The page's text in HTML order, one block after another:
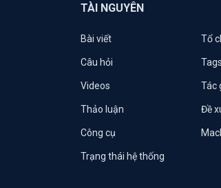
TÀI NGUYÊN
Bài viết Tổ
Câu hỏi Tags
Videos Tác
Thảo luận Đề
Công cụ
Trạng thái hệ thống